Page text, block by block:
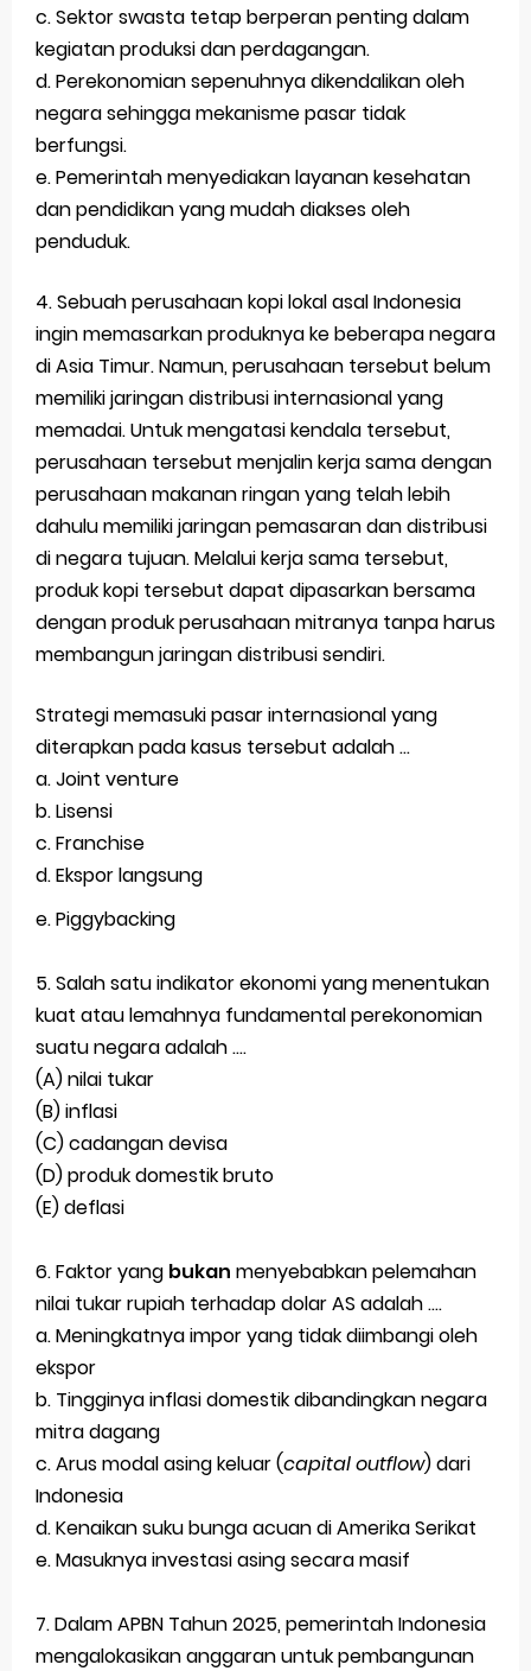
c. Sektor swasta tetap berperan penting dalam
kegiatan produksi dan perdagangan.
d. Perekonomian sepenuhnya dikendalikan oleh
negara sehingga mekanisme pasar tidak
berfungsi.
e. Pemerintah menyediakan layanan kesehatan
dan pendidikan yang mudah diakses oleh
penduduk.
4. Sebuah perusahaan kopi lokal asal Indonesia
ingin memasarkan produknya ke beberapa negara
di Asia Timur. Namun, perusahaan tersebut belum
memiliki jaringan distribusi internasional yang
memadai. Untuk mengatasi kendala tersebut,
perusahaan tersebut menjalin kerja sama dengan
perusahaan makanan ringan yang telah lebih
dahulu memiliki jaringan pemasaran dan distribusi
di negara tujuan. Melalui kerja sama tersebut,
produk kopi tersebut dapat dipasarkan bersama
dengan produk perusahaan mitranya tanpa harus
membangun jaringan distribusi sendiri.
Strategi memasuki pasar internasional yang
diterapkan pada kasus tersebut adalah …
a. Joint venture
b. Lisensi
c. Franchise
d. Ekspor langsung
e.Piggybacking
5. Salah satu indikator ekonomi yang menentukan
kuat atau lemahnya fundamental perekonomian
suatu negara adalah ....
(A) nilai tukar
(B) inflasi
(C) cadangan devisa
(D) produk domestik bruto
(E) deflasi
6. Faktor yang bukan menyebabkan pelemahan
nilai tukar rupiah terhadap dolar AS adalah ....
a. Meningkatnya impor yang tidak diimbangi oleh
ekspor
b. Tingginya inflasi domestik dibandingkan negara
mitra dagang
c. Arus modal asing keluar (capital outflow) dari
Indonesia
d. Kenaikan suku bunga acuan di Amerika Serikat
e. Masuknya investasi asing secara masif
7. Dalam APBN Tahun 2025, pemerintah Indonesia
mengalokasikan anggaran untuk pembangunan